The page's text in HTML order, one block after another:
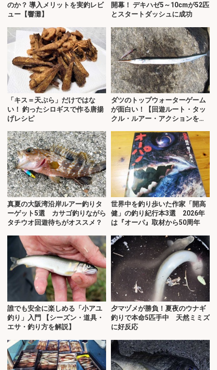
のか？ 導入メリットを実釣レビ
ュー【響灘】
開幕！ デキハゼ5～10cmが52匹
とスタートダッシュに成功
「キス＝天ぷら」だけではな
い！ 釣ったシロギスで作る唐揚
げレシピ
ダツのトップウォーターゲーム
が面白い！【回遊ルート・タッ
クル・ルアー・アクションを解
真夏の大阪湾沿岸ルアー釣りタ
ーゲット5選 カサゴ釣りながら
タチウオ回遊待ちがオススメ？
世界中を釣り歩いた作家「開高
健」の釣り紀行本3選 2026年
は『オーパ』取材から50周年
誰でも安全に楽しめる「小アユ
釣り」入門 【シーズン・道具・
エサ・釣り方を解説】
夕マヅメが勝負！夏夜のウナギ
釣りで本命5匹手中 天然ミミズ
に好反応